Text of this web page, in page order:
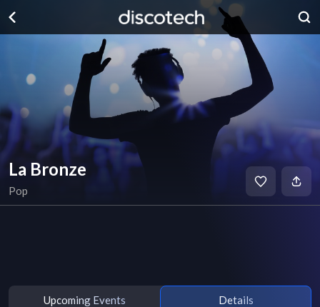
La Bronze
Pop
Upcoming Events Details